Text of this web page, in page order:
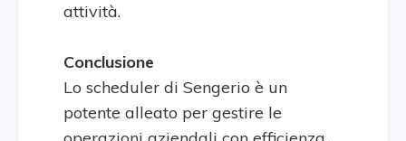
attività.
Conclusione
Lo scheduler di Sengerio è un
potente alleato per gestire le